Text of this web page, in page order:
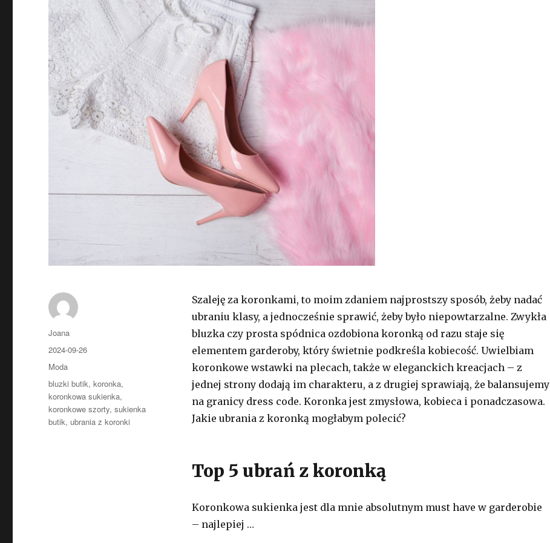
Szaleję za koronkami, to moim zdaniem najprostszy sposób, żeby nadać
ubraniu klasy, a jednocześnie sprawić, żeby było niepowtarzalne. Zwykła
bluzka czy prosta spódnica ozdobiona koronką od razu staje się
elementem garderoby, który świetnie podkreśla kobiecość. Uwielbiam
koronkowe wstawki na plecach, także w eleganckich kreacjach – z
jednej strony dodają im charakteru, a z drugiej sprawiają, że balansujemy
na granicy dress code. Koronka jest zmysłowa, kobieca i ponadczasowa.
Jakie ubrania z koronką mogłabym polecić?
Top 5 ubrań z koronką
Koronkowa sukienka jest dla mnie absolutnym must have w garderobie
– najlepiej …
Autor
Joana
Opublikowano
2024-09-26
Kategorie
Moda
Tagi
bluzki butik,koronka,
koronkowa sukienka,
koronkowe szorty,sukienka
butik, ubrania z koronki